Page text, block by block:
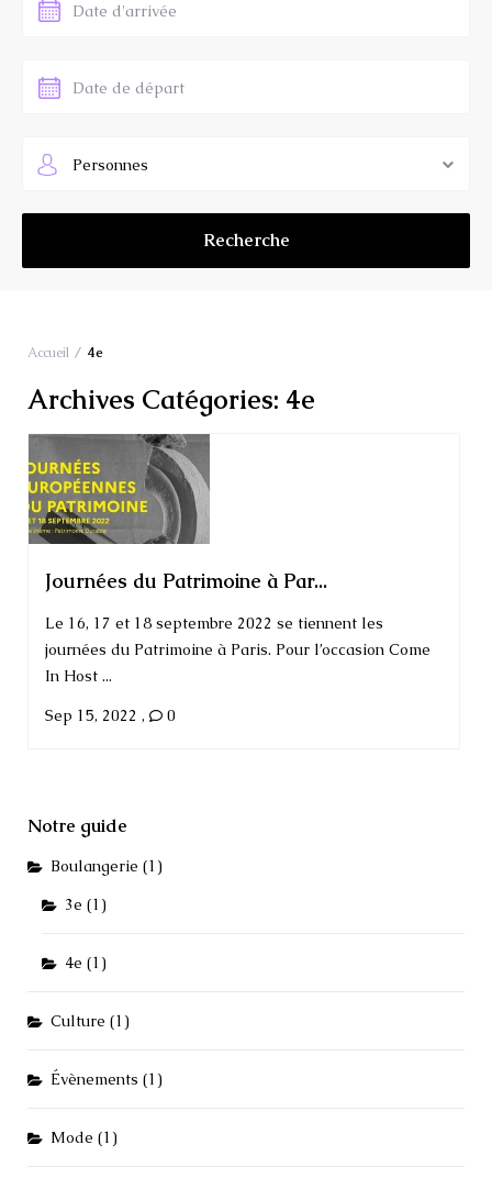
Personnes
Accueil 4e
Archives Catégories: 4e
Journées du Patrimoine à Par...
Le 16, 17 et 18 septembre 2022 se tiennent les
journées du Patrimoine à Paris. Pour l’occasion Come
In Host ...
Sep 15, 2022 , 0
Notre guide
Boulangerie (1)
3e (1)
4e (1)
Culture (1)
Évènements (1)
Mode (1)